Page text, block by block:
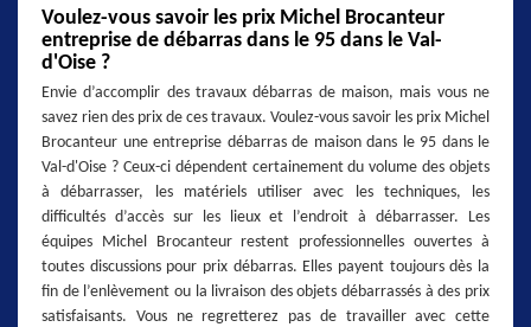
Voulez-vous savoir les prix Michel Brocanteur
entreprise de débarras dans le 95 dans le Val-
d'Oise ?
Envie d’accomplir des travaux débarras de maison, mais vous ne
savez rien des prix de ces travaux. Voulez-vous savoir les prix Michel
Brocanteur une entreprise débarras de maison dans le 95 dans le
Val-d'Oise ? Ceux-ci dépendent certainement du volume des objets
à débarrasser, les matériels utiliser avec les techniques, les
difficultés d’accès sur les lieux et l’endroit à débarrasser. Les
équipes Michel Brocanteur restent professionnelles ouvertes à
toutes discussions pour prix débarras. Elles payent toujours dès la
fin de l’enlèvement ou la livraison des objets débarrassés à des prix
satisfaisants. Vous ne regretterez pas de travailler avec cette